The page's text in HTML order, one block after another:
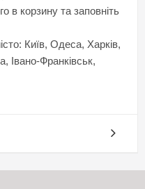
в корзину та заповніть
Київ, Одеса, Харків,
Івано-Франківськ,